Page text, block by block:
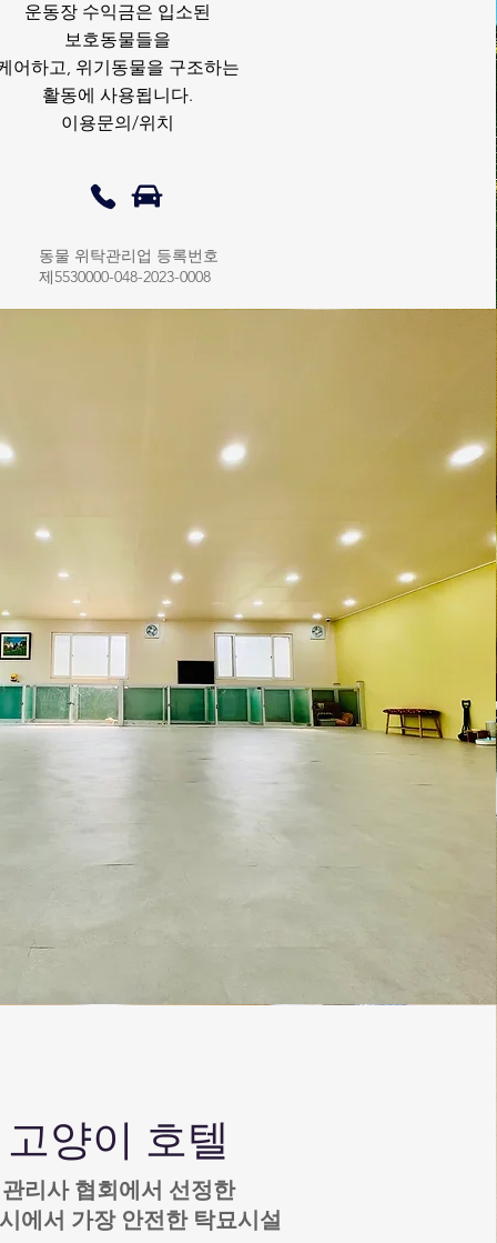
운동장 수익금은 입소된
보호동물들을
어하고, 위기동물을 구조하는
활동에 사용됩니다.
이용문의/위치
​동물 위탁관리업 등록번호
제5530000-048-2023-0008
​고양이 호텔
관리사 협회에서 선정한
에서 가장 안전한 탁묘시설